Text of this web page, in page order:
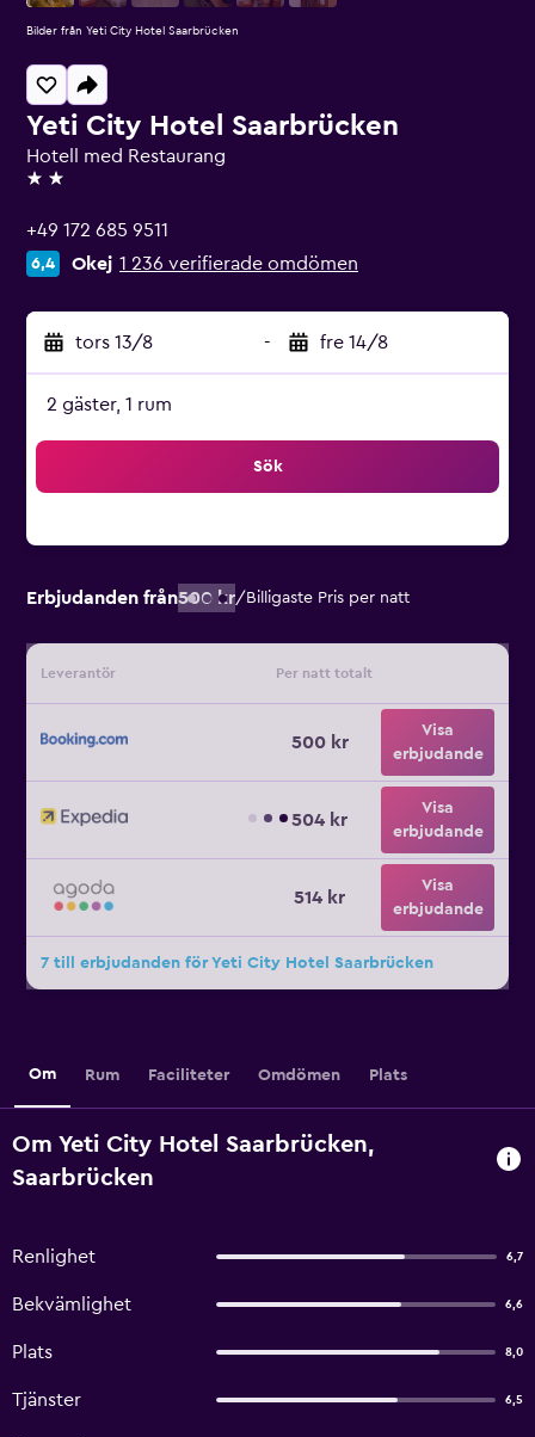
Yeti City Hotel Saarbrücken
Hotell med Restaurang
2 stjärnor
+49 172 685 9511
6,4 Okej 1 236 verifierade omdömen
tors 13/8 - fre 14/8
2 gäster, 1 rum
Sök
Erbjudanden från500 kr/ Billigaste Pris per natt
Leverantör Per natt totalt
500 kr
Visa
erbjudande
504 kr
Visa
erbjudande
514 kr
Visa
erbjudande
7 till erbjudanden för Yeti City Hotel Saarbrücken
Bilder från Yeti City Hotel Saarbrücken
Om Rum Faciliteter Omdömen Plats
Om Yeti City Hotel Saarbrücken,
Saarbrücken
Renlighet 6,7
Bekvämlighet 6,6
Plats 8,0
Tjänster 6,5